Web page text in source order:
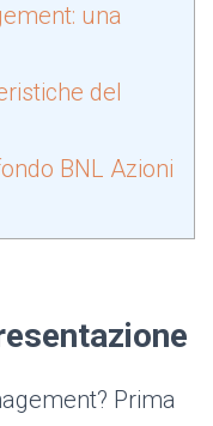
una
del
BNL Azioni
Prima